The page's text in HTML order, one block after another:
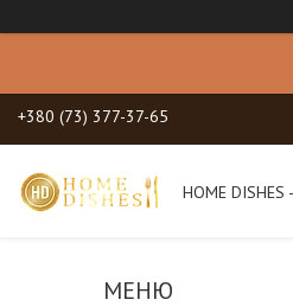
+380 (73) 377-37-65
HOME